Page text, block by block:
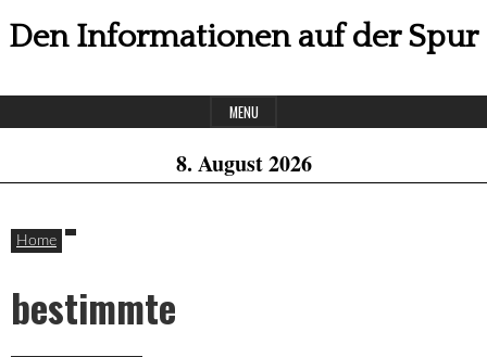
Den Informationen auf der Spur
Header
Widget
Area
MENU
8. August 2026
Home
bestimmte